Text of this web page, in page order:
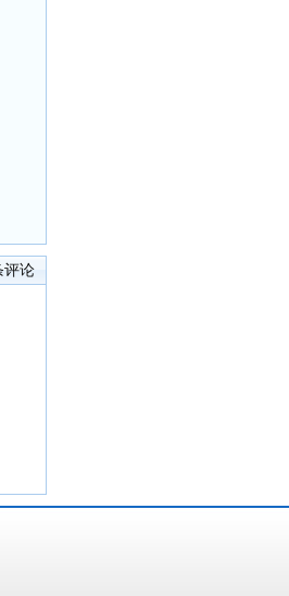
评论